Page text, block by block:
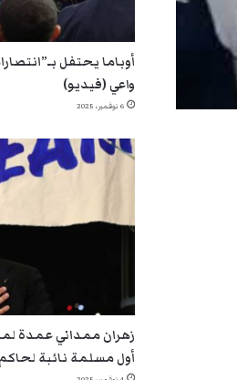
أوباما يحتفل
واعي (فيديو)
6 نوفمبر، 2025
زهران ممداني عمدة
أول مسلمة نائبة